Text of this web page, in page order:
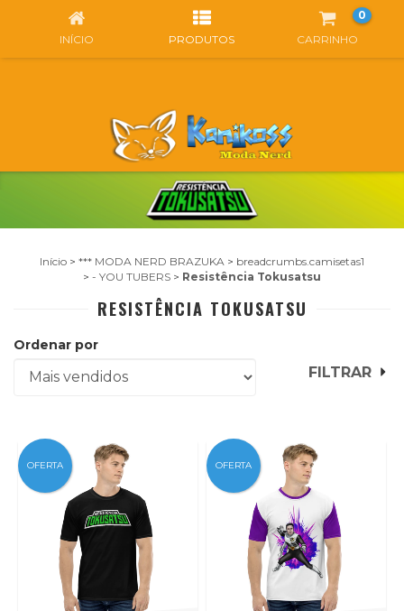
INÍCIO PRODUTOS CARRINHO
0
Início > *** MODA NERD BRAZUKA > breadcrumbs.camisetas1
> - YOU TUBERS > Resistência Tokusatsu
RESISTÊNCIA TOKUSATSU
Ordenar por
FILTRAR
OFERTA OFERTA